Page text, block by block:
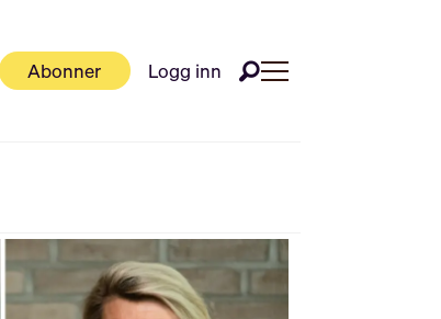
Abonner Logg inn